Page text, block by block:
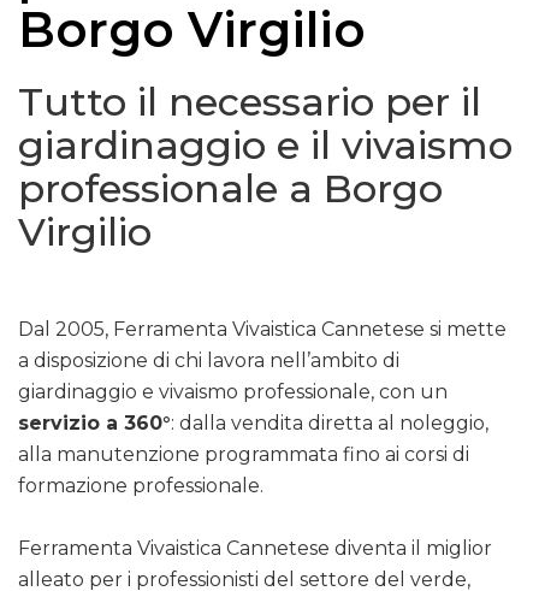
Borgo Virgilio
Tutto il necessario per il
giardinaggio e il vivaismo
professionale a Borgo
Virgilio
Dal 2005, Ferramenta Vivaistica Cannetese si mette
a disposizione di chi lavora nell’ambito di
giardinaggio e vivaismo professionale, con un
servizio a 360°: dalla vendita diretta al noleggio,
alla manutenzione programmata fino ai corsi di
formazione professionale.
Ferramenta Vivaistica Cannetese diventa il miglior
alleato per i professionisti del settore del verde,